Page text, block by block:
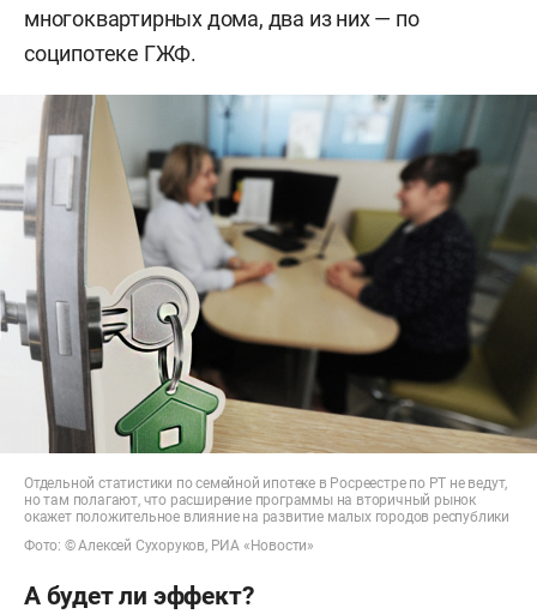
многоквартирных дома, два из них — по
соципотеке ГЖФ.
Отдельной статистики по семейной ипотеке в Росреестре по РТ не ведут,
но там полагают, что расширение программы на вторичный рынок
окажет положительное влияние на развитие малых городов республики
Фото: © Алексей Сухоруков, РИА «Новости»
А будет ли эффект?